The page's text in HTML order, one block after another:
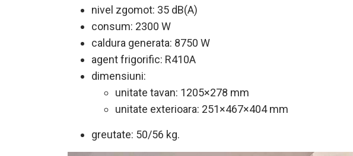
nivel zgomot: 35 dB(A)
consum: 2300 W
caldura generata: 8750 W
agent frigorific: R410A
dimensiuni:
unitate tavan: 1205×278 mm
unitate exterioara: 251×467×404 mm
greutate: 50/56 kg.